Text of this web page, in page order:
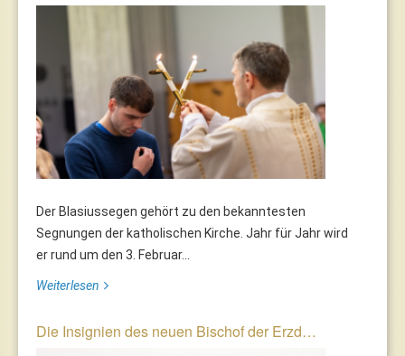
Der Blasiussegen gehört zu den bekanntesten
Segnungen der katholischen Kirche. Jahr für Jahr wird
er rund um den 3. Februar...
Weiterlesen
Die Insignien des neuen Bischof der Erzd…